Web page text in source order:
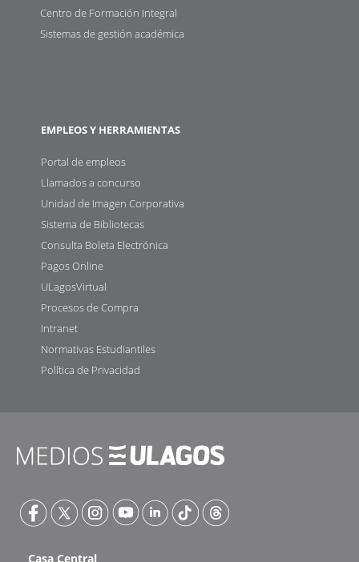
Centro de Formación Integral
Sistemas de gestión académica
EMPLEOS Y HERRAMIENTAS
Portal de empleos
Llamados a concurso
Unidad de Imagen Corporativa
Sistema de Bibliotecas
Consulta Boleta Electrónica
Pagos Online
ULagosVirtual
Procesos de Compra
Intranet
Normativas Estudiantiles
Política de Privacidad
Casa Central